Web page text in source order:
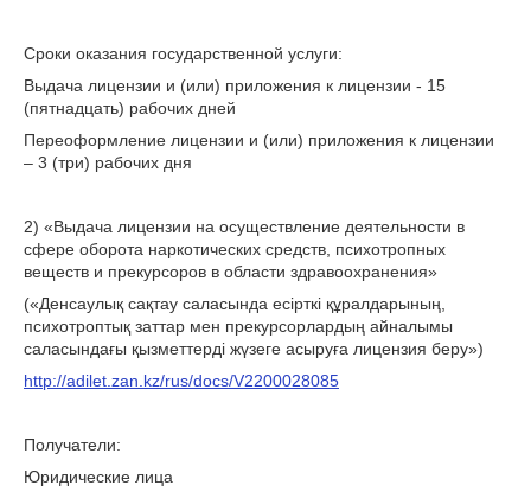
Сроки оказания государственной услуги:
Выдача лицензии и (или) приложения к лицензии - 15
(пятнадцать) рабочих дней
Переоформление лицензии и (или) приложения к лицензии
– 3 (три) рабочих дня
2) «Выдача лицензии на осуществление деятельности в
сфере оборота наркотических средств, психотропных
веществ и прекурсоров в области здравоохранения»
(«Денсаулық сақтау саласында есiрткi құралдарының,
психотроптық заттар мен прекурсорлардың айналымы
саласындағы қызметтерді жүзеге асыруға лицензия беру»)
http://adilet.zan.kz/rus/docs/V2200028085
Получатели:
Юридические лица